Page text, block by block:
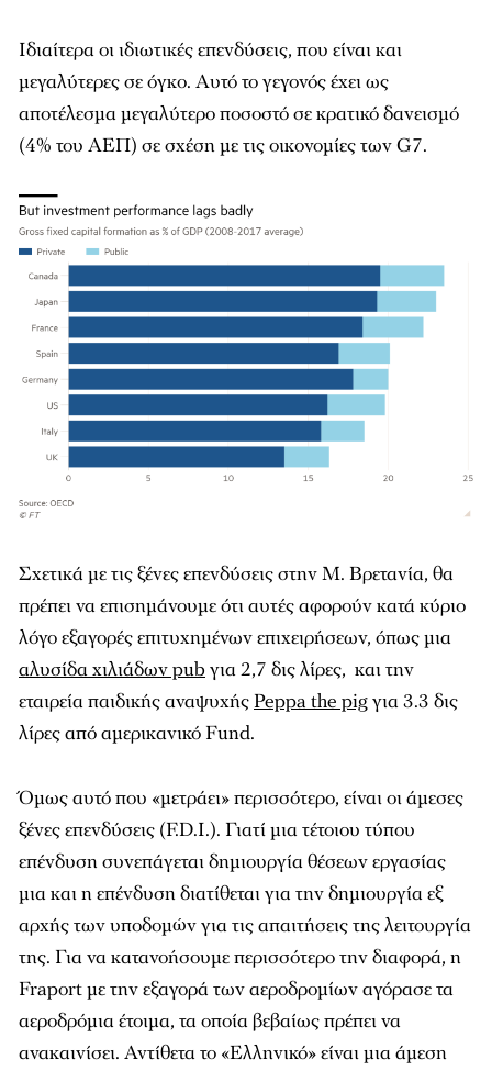
Ιδιαίτερα οι ιδιωτικές επενδύσεις, που είναι και
μεγαλύτερες σε όγκο. Αυτό το γεγονός έχει ως
αποτέλεσμα μεγαλύτερο ποσοστό σε κρατικό δανεισμό
(4% του ΑΕΠ) σε σχέση με τις οικονομίες των G7.
Σχετικά με τις ξένες επενδύσεις στην Μ. Βρετανία, θα
πρέπει να επισημάνουμε ότι αυτές αφορούν κατά κύριο
λόγο εξαγορές επιτυχημένων επιχειρήσεων, όπως μια
αλυσίδα χιλιάδων pubγια 2,7 δις λίρες, και την
εταιρεία παιδικής αναψυχήςPeppa the pigγια 3.3 δις
λίρες από αμερικανικό Fund.
Όμως αυτό που «μετράει» περισσότερο, είναι οι άμεσες
ξένες επενδύσεις (F.D.I.). Γιατί μια τέτοιου τύπου
επένδυση συνεπάγεται δημιουργία θέσεων εργασίας
μια και η επένδυση διατίθεται για την δημιουργία εξ
αρχής των υποδομών για τις απαιτήσεις της λειτουργία
της. Για να κατανοήσουμε περισσότερο την διαφορά, η
Fraport με την εξαγορά των αεροδρομίων αγόρασε τα
αεροδρόμια έτοιμα, τα οποία βεβαίως πρέπει να
ανακαινίσει. Αντίθετα το «Ελληνικό» είναι μια άμεση